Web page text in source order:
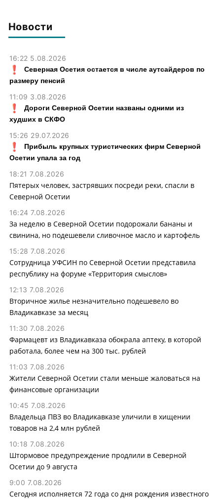
Новости
16:22 5.08.2026
Северная Осетия остается в числе аутсайдеров по
размеру пенсий
11:09 3.08.2026
Дороги Северной Осетии названы одними из
худших в СКФО
15:26 29.07.2026
Прибыль крупных туристических фирм Северной
Осетии упала за год
18:21 7.08.2026
Пятерых человек, застрявших посреди реки, спасли в
Северной Осетии
16:24 7.08.2026
За неделю в Северной Осетии подорожали бананы и
свинина, но подешевели сливочное масло и картофель
15:28 7.08.2026
Сотрудница УФСИН по Северной Осетии представила
республику на форуме «Территория смыслов»
12:13 7.08.2026
Вторичное жилье незначительно подешевело во
Владикавказе за месяц
11:30 7.08.2026
Фармацевт из Владикавказа обокрала аптеку, в которой
работала, более чем на 300 тыс. рублей
11:03 7.08.2026
Жители Северной Осетии стали меньше жаловаться на
финансовые организации
10:45 7.08.2026
Владельца ПВЗ во Владикавказе уличили в хищении
товаров на 2,4 млн рублей
10:18 7.08.2026
Штормовое предупреждение продлили в Северной
Осетии до 9 августа
9:00 7.08.2026
Сегодня исполняется 72 года со дня рождения известного